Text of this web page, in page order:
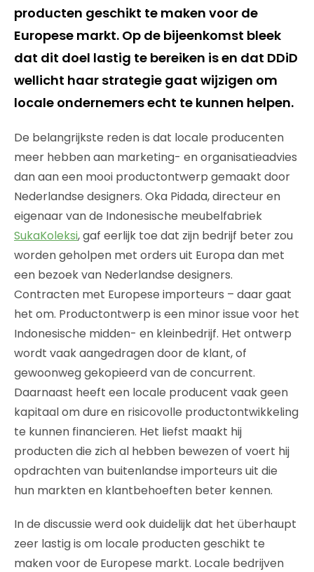
producten geschikt te maken voor de
Europese markt. Op de bijeenkomst bleek
dat dit doel lastig te bereiken is en dat DDiD
wellicht haar strategie gaat wijzigen om
locale ondernemers echt te kunnen helpen.
De belangrijkste reden is dat locale producenten
meer hebben aan marketing- en organisatieadvies
dan aan een mooi productontwerp gemaakt door
Nederlandse designers. Oka Pidada, directeur en
eigenaar van de Indonesische meubelfabriek
SukaKoleksi, gaf eerlijk toe dat zijn bedrijf beter zou
worden geholpen met orders uit Europa dan met
een bezoek van Nederlandse designers.
Contracten met Europese importeurs – daar gaat
het om. Productontwerp is een minor issue voor het
Indonesische midden- en kleinbedrijf. Het ontwerp
wordt vaak aangedragen door de klant, of
gewoonweg gekopieerd van de concurrent.
Daarnaast heeft een locale producent vaak geen
kapitaal om dure en risicovolle productontwikkeling
te kunnen financieren. Het liefst maakt hij
producten die zich al hebben bewezen of voert hij
opdrachten van buitenlandse importeurs uit die
hun markten en klantbehoeften beter kennen.
In de discussie werd ook duidelijk dat het überhaupt
zeer lastig is om locale producten geschikt te
maken voor de Europese markt. Locale bedrijven